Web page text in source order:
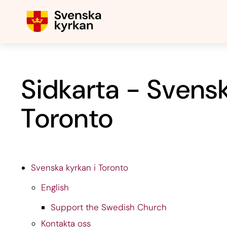
Sidkarta -
Toronto
Svenska kyrkan i Toronto
English
Support the Swedish Church
Kontakta oss